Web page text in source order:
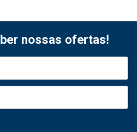
nossas ofertas!